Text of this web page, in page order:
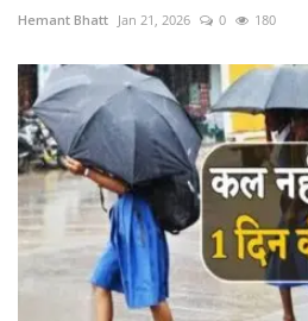
Hemant Bhatt Jan 21, 2026 0 180